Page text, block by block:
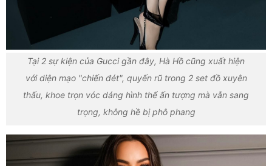
Tại 2 sự kiện của Gucci gần đây, Hà Hồ cũng xuất hiện
với diện mạo "chiến đét", quyến rũ trong 2 set đồ xuyên
thấu, khoe trọn vóc dáng hình thể ấn tượng mà vẫn sang
trọng, không hề bị phô phang